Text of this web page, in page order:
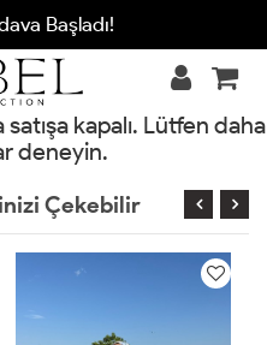
Başladı!
kapalı. Lütfen daha
deneyin.
Çekebilir